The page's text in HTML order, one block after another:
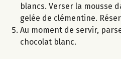
blancs. Verser la mousse
gelée de clémentine.
Au moment de servir,
chocolat blanc.